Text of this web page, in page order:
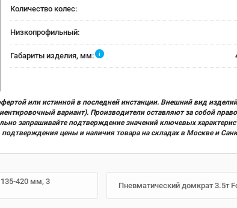
Количество колес:
Низкопрофильный:
Габариты изделия, мм: i
или истинной в последней инстанции. Внешний вид
вариант). Производители оставляют за собой
запрашивайте подтверждение значений ключевых
цены и наличия товара на складах в Москве и
135-420 мм, 3
Пневматический домкрат 3.5т